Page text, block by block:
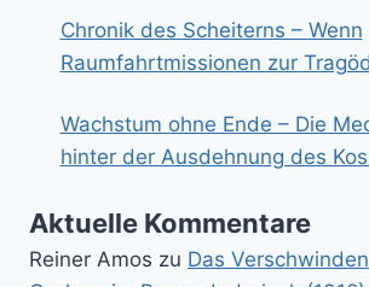
Chronik des Scheiterns – Wenn
Raumfahrtmissionen zur
Wachstum ohne Ende – Die
hinter der Ausdehnung des
Aktuelle Kommentare
Reiner Amos zu Das